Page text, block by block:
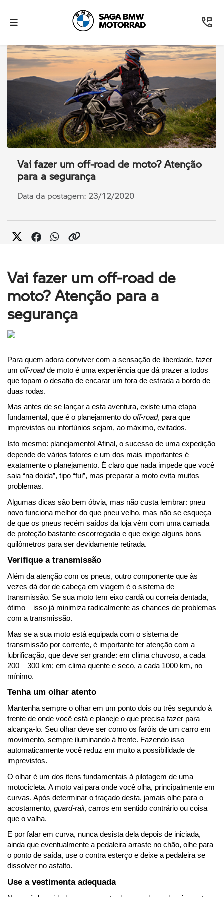
Vai fazer um off-road de moto? Atenção
para a segurança
Data da postagem: 23/12/2020
Vai fazer um off-road de
moto? Atenção para a
segurança
Para quem adora conviver com a sensação de liberdade, fazer
um off-road de moto é uma experiência que dá prazer a todos
que topam o desafio de encarar um fora de estrada a bordo de
duas rodas.
Mas antes de se lançar a esta aventura, existe uma etapa
fundamental, que é o planejamento do off-road, para que
imprevistos ou infortúnios sejam, ao máximo, evitados.
Isto mesmo: planejamento! Afinal, o sucesso de uma expedição
depende de vários fatores e um dos mais importantes é
exatamente o planejamento. É claro que nada impede que você
saia “na doida”, tipo “fui”, mas preparar a moto evita muitos
problemas.
Algumas dicas são bem óbvia, mas não custa lembrar: pneu
novo funciona melhor do que pneu velho, mas não se esqueça
de que os pneus recém saídos da loja vêm com uma camada
de proteção bastante escorregadia e que exige alguns bons
quilômetros para ser devidamente retirada.
Verifique a transmissão
Além da atenção com os pneus, outro componente que às
vezes dá dor de cabeça em viagem é o sistema de
transmissão. Se sua moto tem eixo cardã ou correia dentada,
ótimo – isso já minimiza radicalmente as chances de problemas
com a transmissão.
Mas se a sua moto está equipada com o sistema de
transmissão por corrente, é importante ter atenção com a
lubrificação, que deve ser grande: em clima chuvoso, a cada
200 – 300 km; em clima quente e seco, a cada 1000 km, no
mínimo.
Tenha um olhar atento
Mantenha sempre o olhar em um ponto dois ou três segundo à
frente de onde você está e planeje o que precisa fazer para
alcança-lo. Seu olhar deve ser como os faróis de um carro em
movimento, sempre iluminando à frente. Fazendo isso
automaticamente você reduz em muito a possibilidade de
imprevistos.
O olhar é um dos itens fundamentais à pilotagem de uma
motocicleta. A moto vai para onde você olha, principalmente em
curvas. Após determinar o traçado desta, jamais olhe para o
acostamento, guard-rail, carros em sentido contrário ou coisa
que o valha.
E por falar em curva, nunca desista dela depois de iniciada,
ainda que eventualmente a pedaleira arraste no chão, olhe para
o ponto de saída, use o contra esterço e deixe a pedaleira se
dissolver no asfalto.
Use a vestimenta adequada